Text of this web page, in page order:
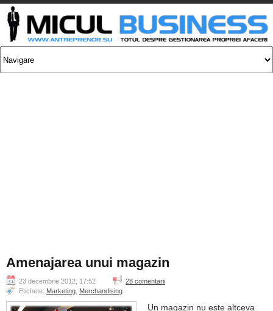
Amenajarea unui magazin
23 decembrie 2012, 17:52
28 comentarii
Etichete: Marketing Merchandising
Un magazin nu este altceva